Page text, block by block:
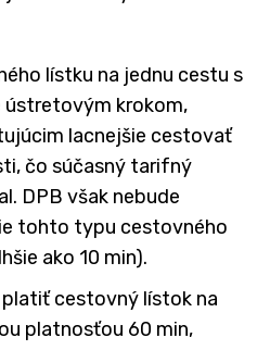
lístku na jednu cestu s
ústretovým krokom,
lacnejšie cestovať
čo súčasný tarifný
DPB však nebude
tohto typu cestovného
ako 10 min).
cestovný lístok na
platnosťou 60 min,